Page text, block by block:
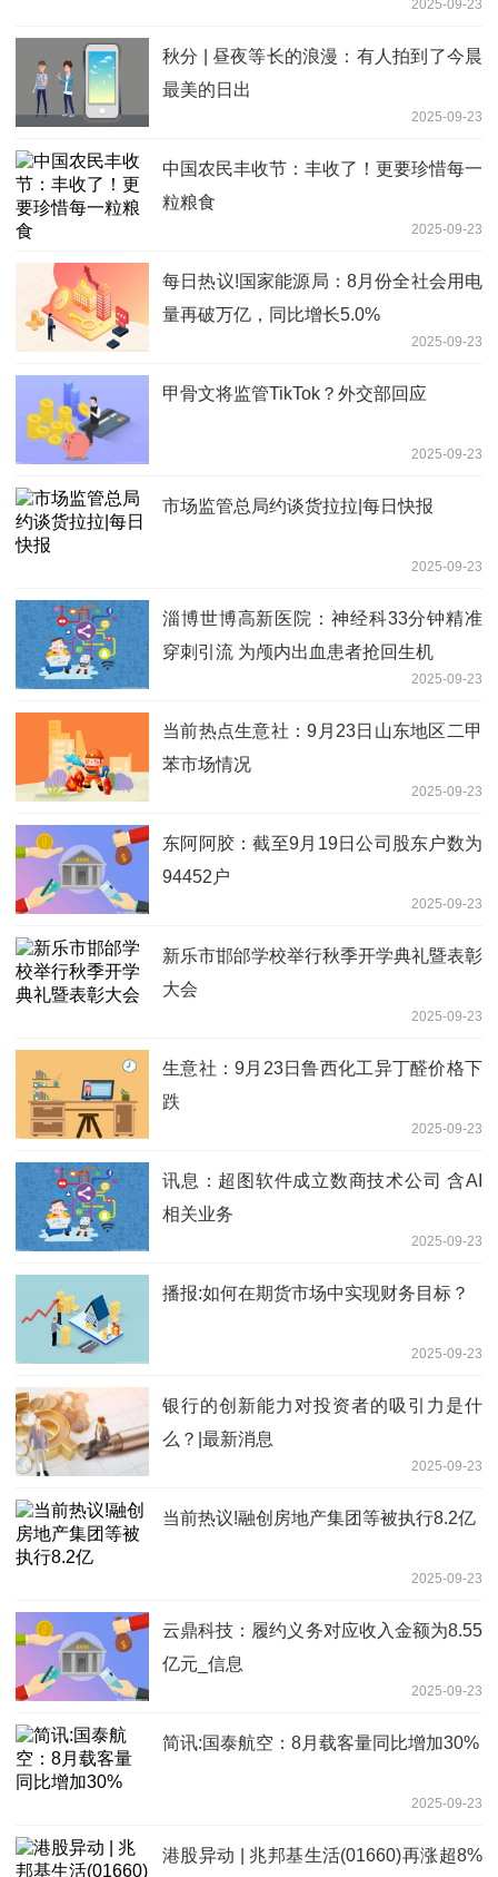
2025-09-23
秋分 | 昼夜等长的浪漫：有人拍到了今晨
最美的日出
2025-09-23
中国农民丰收节：丰收了！更要珍惜每一
粒粮食
2025-09-23
每日热议!国家能源局：8月份全社会用电
量再破万亿，同比增长5.0%
2025-09-23
甲骨文将监管TikTok？外交部回应
2025-09-23
市场监管总局约谈货拉拉|每日快报
2025-09-23
淄博世博高新医院：神经科33分钟精准
穿刺引流 为颅内出血患者抢回生机
2025-09-23
当前热点生意社：9月23日山东地区二甲
苯市场情况
2025-09-23
东阿阿胶：截至9月19日公司股东户数为
94452户
2025-09-23
新乐市邯邰学校举行秋季开学典礼暨表彰
大会
2025-09-23
生意社：9月23日鲁西化工异丁醛价格下
跌
2025-09-23
讯息：超图软件成立数商技术公司 含AI
相关业务
2025-09-23
播报:如何在期货市场中实现财务目标？
2025-09-23
银行的创新能力对投资者的吸引力是什
么？|最新消息
2025-09-23
当前热议!融创房地产集团等被执行8.2亿
2025-09-23
云鼎科技：履约义务对应收入金额为8.55
亿元_信息
2025-09-23
简讯:国泰航空：8月载客量同比增加30%
2025-09-23
港股异动 | 兆邦基生活(01660)再涨超8%